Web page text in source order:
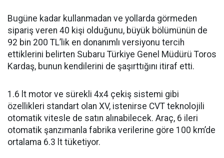
Bugüne kadar kullanmadan ve yollarda görmeden
sipariş veren 40 kişi olduğunu, büyük bölümünün de
92 bin 200 TL’lik en donanımlı versiyonu tercih
ettiklerini belirten Subaru Türkiye Genel Müdürü Toros
Kardaş, bunun kendilerini de şaşırttığını itiraf etti.
1.6 lt motor ve sürekli 4x4 çekiş sistemi gibi
özellikleri standart olan XV, istenirse CVT teknolojili
otomatik vitesle de satın alınabilecek. Araç, 6 ileri
otomatik şanzımanla fabrika verilerine göre 100 km’de
ortalama 6.3 lt tüketiyor.